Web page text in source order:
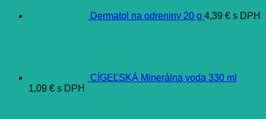
Dermatol na odreniny 20 g 4,39 € s DPH
CÍGEĽSKÁ Minerálna voda 330 ml
1,09 € s DPH